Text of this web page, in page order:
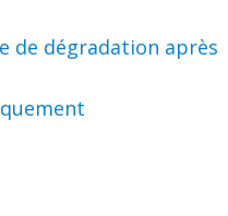
de dégradation après